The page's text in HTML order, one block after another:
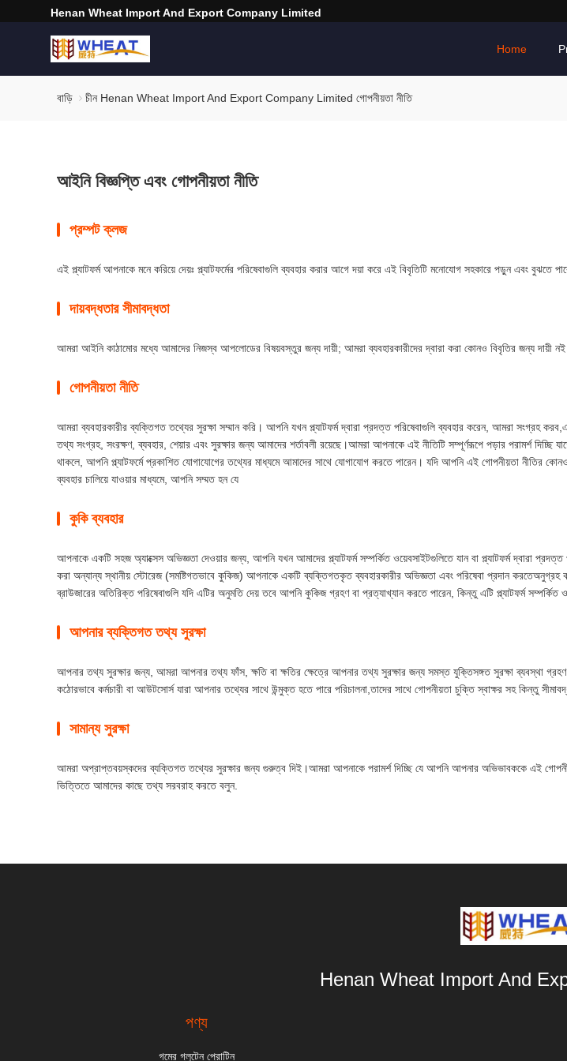
Henan Wheat Import And Export Company Limited
Home
বাড়ি চীন Henan Wheat Import And Export Company Limited গোপনীয়তা নীতি
আইনি বিজ্ঞপ্তি এবং গোপনীয়তা নীতি
প্রম্পট ক্লজ
এই প্ল্যাটফর্ম আপনাকে মনে করিয়ে দেয়ঃ প্ল্যাটফর্মের পরিষেবাগুলি ব্যবহার করার আগে দয়া করে এই বিবৃতিটি মনোযোগ সহকারে পড়ুন এবং বুঝতে
দায়বদ্ধতার সীমাবদ্ধতা
আমরা আইনি কাঠামোর মধ্যে আমাদের নিজস্ব আপলোডের বিষয়বস্তুর জন্য দায়ী; আমরা ব্যবহারকারীদের দ্বারা করা কোনও বিবৃতির জন্য দায়ী
গোপনীয়তা নীতি
আমরা ব্যবহারকারীর ব্যক্তিগত তথ্যের সুরক্ষা সম্মান করি। আপনি যখন প্ল্যাটফর্ম দ্বারা প্রদত্ত পরিষেবাগুলি ব্যবহার করেন, আমরা সংগ্রহ
তথ্য সংগ্রহ, সংরক্ষণ, ব্যবহার, শেয়ার এবং সুরক্ষার জন্য আমাদের শর্তাবলী রয়েছে।আমরা আপনাকে এই নীতিটি সম্পূর্ণরূপে পড়ার পরামর্শ
থাকলে, আপনি প্ল্যাটফর্মে প্রকাশিত যোগাযোগের তথ্যের মাধ্যমে আমাদের সাথে যোগাযোগ করতে পারেন। যদি আপনি এই গোপনীয়তা নীতির
ব্যবহার চালিয়ে যাওয়ার মাধ্যমে, আপনি সম্মত হন যে
কুকি ব্যবহার
আপনাকে একটি সহজ অ্যাক্সেস অভিজ্ঞতা দেওয়ার জন্য, আপনি যখন আমাদের প্ল্যাটফর্ম সম্পর্কিত ওয়েবসাইটগুলিতে যান বা প্ল্যাটফর্ম দ্বারা
করা অন্যান্য স্থানীয় স্টোরেজ (সমষ্টিগতভাবে কুকিজ) আপনাকে একটি ব্যক্তিগতকৃত ব্যবহারকারীর অভিজ্ঞতা এবং পরিষেবা প্রদান
ব্রাউজারের অতিরিক্ত পরিষেবাগুলি যদি এটির অনুমতি দেয় তবে আপনি কুকিজ গ্রহণ বা প্রত্যাখ্যান করতে পারেন, কিন্তু এটি প্ল্যাটফর্ম সম্পর্কিত
আপনার ব্যক্তিগত তথ্য সুরক্ষা
আপনার তথ্য সুরক্ষার জন্য, আমরা আপনার তথ্য ফাঁস, ক্ষতি বা ক্ষতির ক্ষেত্রে আপনার তথ্য সুরক্ষার জন্য সমস্ত যুক্তিসঙ্গত সুরক্ষা ব্যবস্থা
কঠোরভাবে কর্মচারী বা আউটসোর্স যারা আপনার তথ্যের সাথে উন্মুক্ত হতে পারে পরিচালনা,তাদের সাথে গোপনীয়তা চুক্তি স্বাক্ষর সহ কিন্তু
সামান্য সুরক্ষা
আমরা অপ্রাপ্তবয়স্কদের ব্যক্তিগত তথ্যের সুরক্ষার জন্য গুরুত্ব দিই।আমরা আপনাকে পরামর্শ দিচ্ছি যে আপনি আপনার অভিভাবককে এই
ভিত্তিতে আমাদের কাছে তথ্য সরবরাহ করতে বলুন.
Henan Wheat Import And
পণ্য
গমের গ্লুটেন প্রোটিন